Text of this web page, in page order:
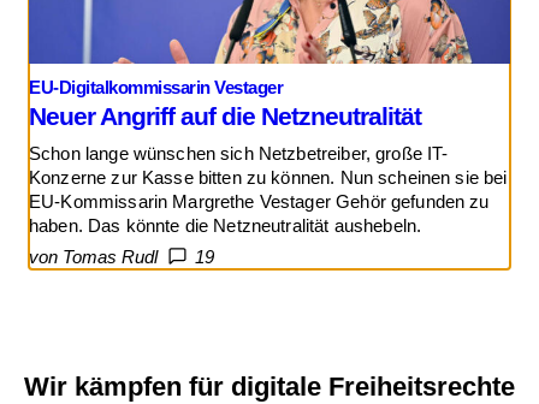
EU-Digitalkommissarin Vestager
Neuer Angriff auf die Netzneutralität
Schon lange wünschen sich Netzbetreiber, große IT-
Konzerne zur Kasse bitten zu können. Nun scheinen sie bei
EU-Kommissarin Margrethe Vestager Gehör gefunden zu
haben. Das könnte die Netzneutralität aushebeln.
von Tomas Rudl
19
Wir kämpfen für digitale Freiheitsrechte